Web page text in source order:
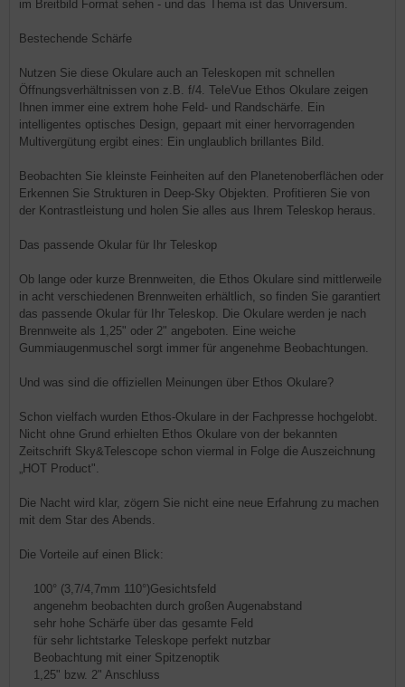
im Breitbild Format sehen - und das Thema ist das Universum.
Bestechende Schärfe
Nutzen Sie diese Okulare auch an Teleskopen mit schnellen
Öffnungsverhältnissen von z.B. f/4. TeleVue Ethos Okulare zeigen
Ihnen immer eine extrem hohe Feld- und Randschärfe. Ein
intelligentes optisches Design, gepaart mit einer hervorragenden
Multivergütung ergibt eines: Ein unglaublich brillantes Bild.
Beobachten Sie kleinste Feinheiten auf den Planetenoberflächen oder
Erkennen Sie Strukturen in Deep-Sky Objekten. Profitieren Sie von
der Kontrastleistung und holen Sie alles aus Ihrem Teleskop heraus.
Das passende Okular für Ihr Teleskop
Ob lange oder kurze Brennweiten, die Ethos Okulare sind mittlerweile
in acht verschiedenen Brennweiten erhältlich, so finden Sie garantiert
das passende Okular für Ihr Teleskop. Die Okulare werden je nach
Brennweite als 1,25" oder 2" angeboten. Eine weiche
Gummiaugenmuschel sorgt immer für angenehme Beobachtungen.
Und was sind die offiziellen Meinungen über Ethos Okulare?
Schon vielfach wurden Ethos-Okulare in der Fachpresse hochgelobt.
Nicht ohne Grund erhielten Ethos Okulare von der bekannten
Zeitschrift Sky&Telescope schon viermal in Folge die Auszeichnung
„HOT Product".
Die Nacht wird klar, zögern Sie nicht eine neue Erfahrung zu machen
mit dem Star des Abends.
Die Vorteile auf einen Blick:
100° (3,7/4,7mm 110°)Gesichtsfeld
angenehm beobachten durch großen Augenabstand
sehr hohe Schärfe über das gesamte Feld
für sehr lichtstarke Teleskope perfekt nutzbar
Beobachtung mit einer Spitzenoptik
1,25" bzw. 2" Anschluss